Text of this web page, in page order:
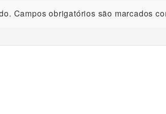
Campos obrigatórios são marcados